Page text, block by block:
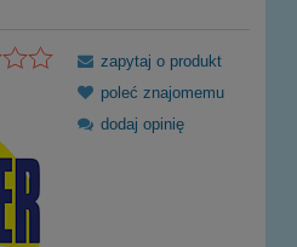
zapytaj o produkt
poleć znajomemu
dodaj opinię